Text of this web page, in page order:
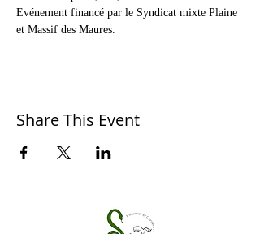
Evénement financé par le Syndicat mixte Plaine
et Massif des Maures.
Share This Event